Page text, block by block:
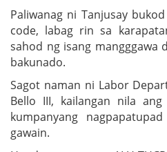
Paliwanag ni Tanjusay
code, labag rin sa
sahod ng isang mangggawa
bakunado.
Sagot naman ni Labor
Bello III, kailangan nila
kumpanyang
gawain.